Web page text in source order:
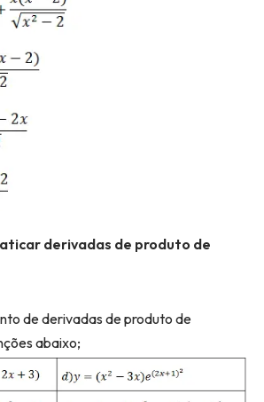
derivadas de produto de
de derivadas de produto de
abaixo;